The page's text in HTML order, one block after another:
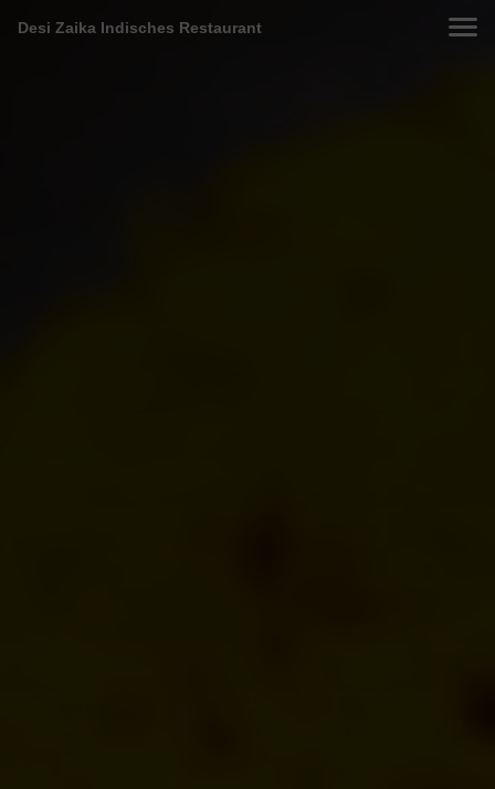
Desi Zaika Indisches Restaurant